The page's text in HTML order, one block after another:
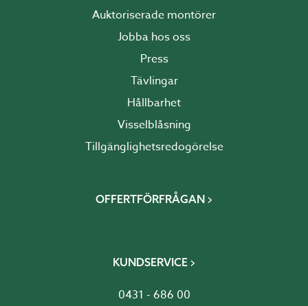
Auktoriserade montörer
Jobba hos oss
Press
Tävlingar
Hållbarhet
Visselblåsning
Tillgänglighetsredogörelse
OFFERTFÖRFRÅGAN
KUNDSERVICE
0431 - 686 00